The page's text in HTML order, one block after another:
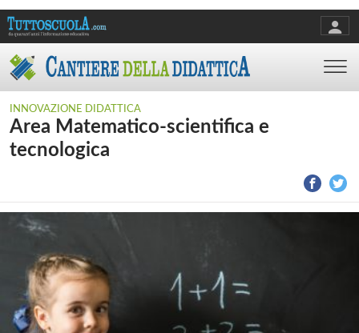
INNOVAZIONE DIDATTICA
Area Matematico-scientifica e
tecnologica